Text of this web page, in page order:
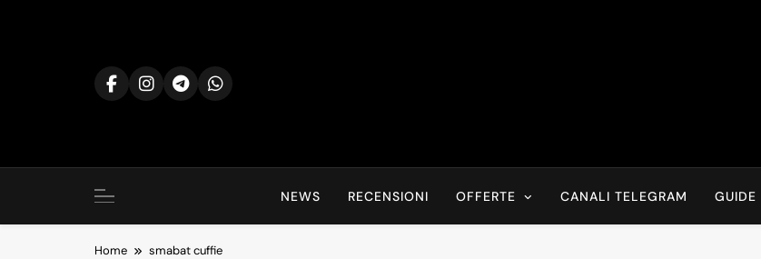
Risparmia Online
NEWS RECENSIONI OFFERTE CANALI TELEGRAM GUIDE
Home smabat cuffie